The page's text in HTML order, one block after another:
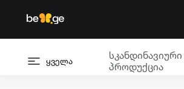
ყველა
სკანდინავიური
პროდუქცია